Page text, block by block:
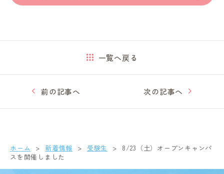
前の記事へ
一覧へ戻る
次の記事へ
ホーム 新着情報 受験生
8/23（土）オープンキャンパ
スを開催しました